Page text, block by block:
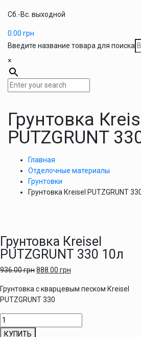
Сб.-Вс. выходной
0.00 грн
Введите название товара для поиска
×
Грунтовка
PUTZGRUNT
Главная
Отделочные материалы
Грунтовки
Грунтовка Кreisel PUTZGRUNT
Грунтовка Кreisel
PUTZGRUNT 330 10л
936.00грн888.00 грн
Грунтовка с кварцевым песком Кreisel
PUTZGRUNT 330
Количество
товара
КУПИТЬ